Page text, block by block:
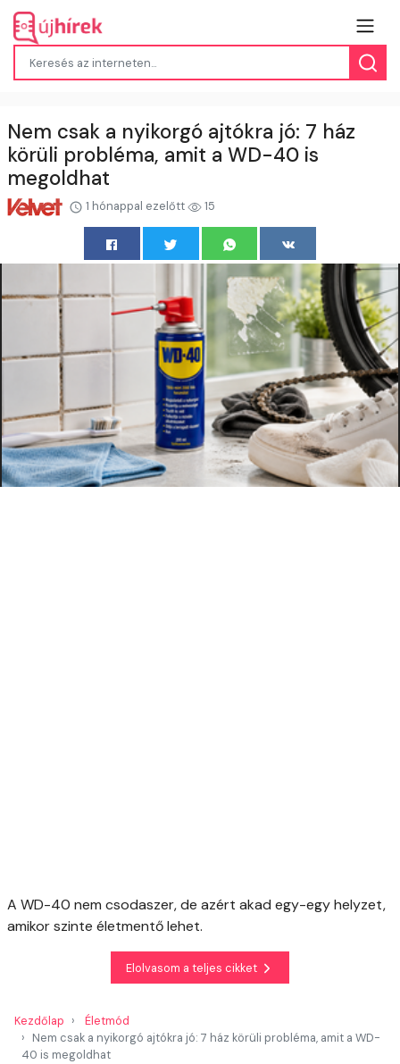
Nem csak a nyikorgó ajtókra jó: 7 ház
körüli probléma, amit a WD-40 is
megoldhat
1 hónappal ezelőtt 15
A WD-40 nem csodaszer, de azért akad egy-egy helyzet,
amikor szinte életmentő lehet.
Elolvasom a teljes cikket
Kezdőlap
Életmód
Nem csak a nyikorgó ajtókra jó: 7 ház körüli probléma, amit a WD-
40 is megoldhat